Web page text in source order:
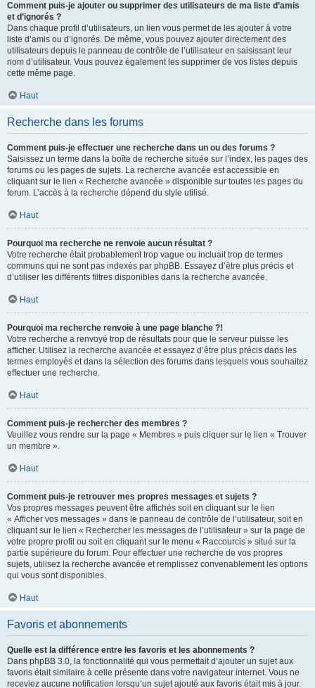
Comment puis-je ajouter ou supprimer des utilisateurs de ma liste d’amis
et d’ignorés ?
Dans chaque profil d’utilisateurs, un lien vous permet de les ajouter à votre
liste d’amis ou d’ignorés. De même, vous pouvez ajouter directement des
utilisateurs depuis le panneau de contrôle de l’utilisateur en saisissant leur
nom d’utilisateur. Vous pouvez également les supprimer de vos listes depuis
cette même page.
Haut
Recherche dans les forums
Comment puis-je effectuer une recherche dans un ou des forums ?
Saisissez un terme dans la boîte de recherche située sur l’index, les pages des
forums ou les pages de sujets. La recherche avancée est accessible en
cliquant sur le lien « Recherche avancée » disponible sur toutes les pages du
forum. L’accès à la recherche dépend du style utilisé.
Haut
Pourquoi ma recherche ne renvoie aucun résultat ?
Votre recherche était probablement trop vague ou incluait trop de termes
communs qui ne sont pas indexés par phpBB. Essayez d’être plus précis et
d’utiliser les différents filtres disponibles dans la recherche avancée.
Haut
Pourquoi ma recherche renvoie à une page blanche ?!
Votre recherche a renvoyé trop de résultats pour que le serveur puisse les
afficher. Utilisez la recherche avancée et essayez d’être plus précis dans les
termes employés et dans la sélection des forums dans lesquels vous souhaitez
effectuer une recherche.
Haut
Comment puis-je rechercher des membres ?
Veuillez vous rendre sur la page « Membres » puis cliquer sur le lien « Trouver
un membre ».
Haut
Comment puis-je retrouver mes propres messages et sujets ?
Vos propres messages peuvent être affichés soit en cliquant sur le lien
« Afficher vos messages » dans le panneau de contrôle de l’utilisateur, soit en
cliquant sur le lien « Rechercher les messages de l’utilisateur » sur la page de
votre propre profil ou soit en cliquant sur le menu « Raccourcis » situé sur la
partie supérieure du forum. Pour effectuer une recherche de vos propres
sujets, utilisez la recherche avancée et remplissez convenablement les options
qui vous sont disponibles.
Haut
Favoris et abonnements
Quelle est la différence entre les favoris et les abonnements ?
Dans phpBB 3.0, la fonctionnalité qui vous permettait d’ajouter un sujet aux
favoris était similaire à celle présente dans votre navigateur internet. Vous ne
receviez aucune notification lorsqu’un sujet ajouté aux favoris était mis à jour.